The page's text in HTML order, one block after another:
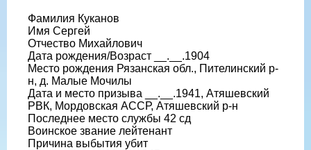
Фамилия Куканов
Имя Сергей
Отчество Михайлович
Дата рождения/Возраст __.__.1904
Место рождения Рязанская обл., Пителинский р-
н, д. Малые Мочилы
Дата и место призыва __.__.1941, Атяшевский
РВК, Мордовская АССР, Атяшевский р-н
Последнее место службы 42 сд
Воинское звание лейтенант
Причина выбытия убит